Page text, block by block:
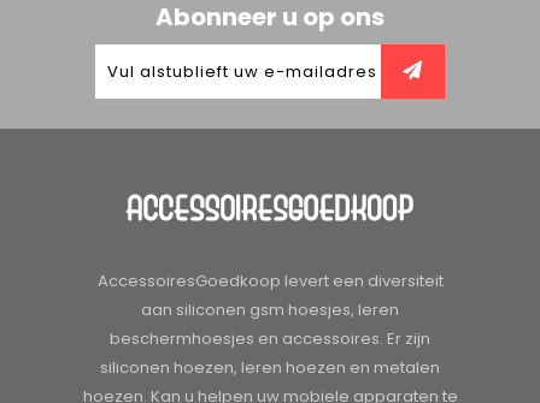
Abonneer u op ons
AccessoiresGoedkoop levert een diversiteit
aan siliconen gsm hoesjes, leren
beschermhoesjes en accessoires. Er zijn
siliconen hoezen, leren hoezen en metalen
hoezen. Kan u helpen uw mobiele apparaten te